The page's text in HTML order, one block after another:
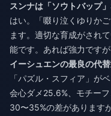
スンナは「ソウトバップ
はい。「啜り泣くゆりか
ます。適切な育成がされ
能です。あれば強力です
イーシュエンの最良の代
「パズル・スフィア」が
会心ダメ25.6%、モチー
30〜35%の差があります